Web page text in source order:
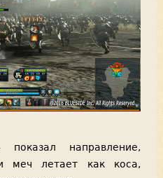
направление,
меч летает как коса,